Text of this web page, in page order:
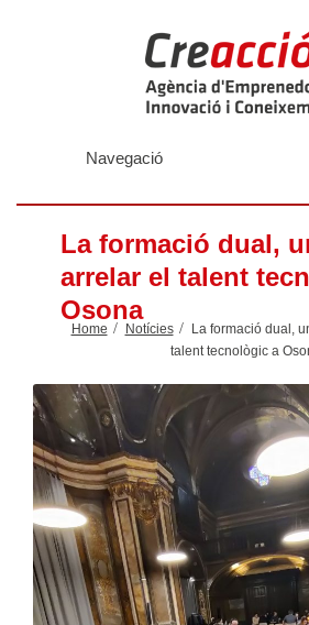
Navegació
La formació dual,
arrelar el talent
Osona
Home Notícies
La formació dual,
talent tecnològic a